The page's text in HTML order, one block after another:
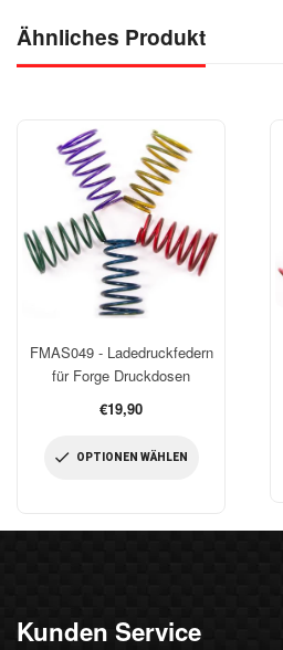
Ähnliches Produkt
FMAS049 - Ladedruckfedern
für Forge Druckdosen
Normaler
€19,90
OPTIONEN WÄHLEN
Kunden Service